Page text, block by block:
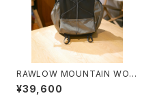
RAWLOW MOUNTAIN WOR
KS / RASCAL（GRAY）
¥39,600